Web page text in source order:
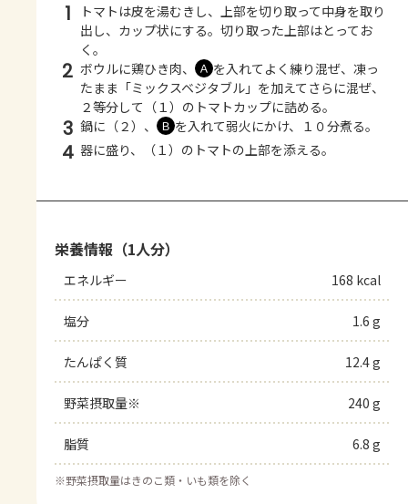
1
トマトは皮を湯むきし、上部を切り取って中身を取り
出し、カップ状にする。切り取った上部はとってお
く。
2 ボウルに鶏ひき肉、 Ａ を入れてよく練り混ぜ、凍っ
たまま「ミックスベジタブル」を加えてさらに混ぜ、
２等分して（１）のトマトカップに詰める。
3 鍋に（２）、 Ｂ を入れて弱火にかけ、１０分煮る。
4 器に盛り、（１）のトマトの上部を添える。
栄養情報（1人分）
エネルギー 168 kcal
塩分 1.6 g
たんぱく質 12.4 g
野菜摂取量※ 240 g
脂質 6.8 g
※野菜摂取量はきのこ類・いも類を除く